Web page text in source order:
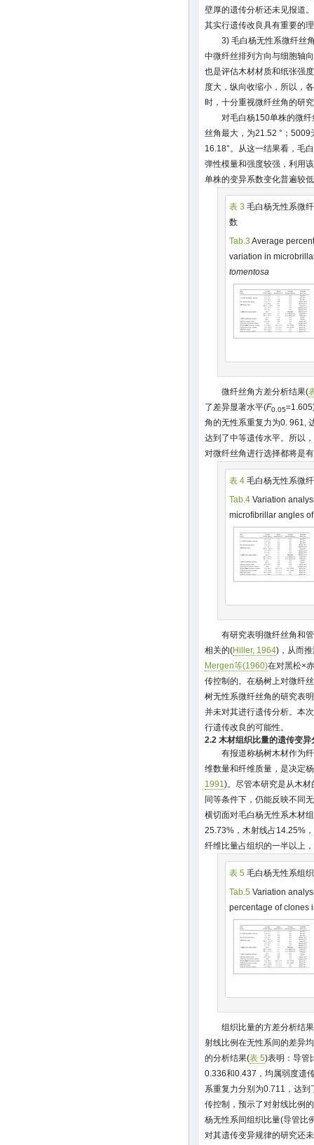
壁厚的遗传分析还未见报道
其实行遗传改良具有重要的
3) 毛白杨无性系微纤丝
中微纤丝排列方向与细胞轴
也是评估木材材质和纸张强
度大，纵向收缩小，所以，
时，十分重视微纤丝角的研
对毛白杨150单株的微纤
丝角最大，为21.52 °；
16.18°。从这一结果看，毛
弹性模量和强度较强，利用
单株的变异系数变化普遍较
表 3 毛白杨无性系微
数
Tab.3 Average
variation in
tomentosa
微纤丝角方差分析结果(
了差异显著水平(F0.05
角的无性系重复力为0. 961,
达到了中等遗传水平。所以
对微纤丝角进行选择都将是
表 4 毛白杨无性系微
Tab.4 Variation
microfibrillar angles
有研究表明微纤丝角和
相关的(Hiller, 1964)，从而
Mergen等(1960)在对黑松×
传控制的。在杨树上对微纤
树无性系微纤丝角的研究表
并未对其进行遗传分析。本
行遗传改良的可能性。
2.2 木材组织比量的遗传变异
有报道称杨树木材作为
维数量和纤维质量，是决定
1991)。尽管本研究是从木
同等条件下，仍能反映不同
横切面对毛白杨无性系木材
25.73%，木射线占14.25%
纤维比量占组织的一半以上
表 5 毛白杨无性系组
Tab.5 Variation
percentage of clones
组织比量的方差分析结
射线比例在无性系间的差异
的分析结果(表 5)表明：导管
0.336和0.437，均属弱度遗
系重复力分别为0.711，达
传控制，预示了对射线比例
杨无性系间组织比量(导管比
对其遗传变异规律的研究还